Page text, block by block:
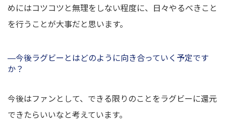
めにはコツコツと無理をしない程度に、日々やるべきこと
を行うことが大事だと思います。
―今後ラグビーとはどのように向き合っていく予定です
か？
今後はファンとして、できる限りのことをラグビーに還元
できたらいいなと考えています。